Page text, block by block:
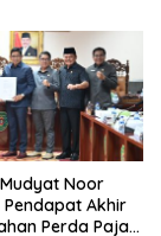
Noor
Akhir
Perda Pajak